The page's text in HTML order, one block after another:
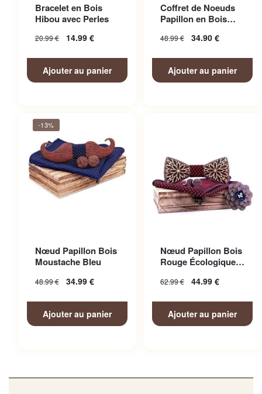
Bracelet en Bois
Hibou avec Perles
20.99€ 14.99 €
Ajouter au panier
Coffret de Noeuds
Papillon en Bois
48.99€ 34.90 €
Ajouter au panier
-13%
Nœud Papillon Bois
Moustache Bleu
48.99€ 34.99 €
Ajouter au panier
Nœud Papillon Bois
Rouge Écologique
62.99€ 44.99 €
Ajouter au panier